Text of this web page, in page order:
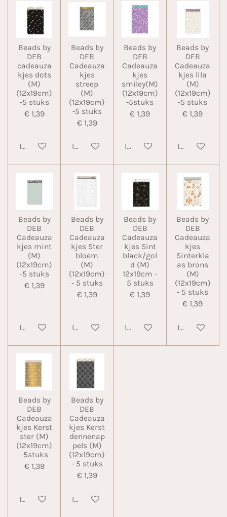
Beads by
DEB
cadeauza
kjes dots
(M)
(12x19cm)
-5 stuks
€ 1,39
In winkelwagen
Beads by
DEB
Cadeauza
kjes
streep
(M)
(12x19cm)
-5 stuks
€ 1,39
In winkelwagen
Beads by
DEB
Cadeauza
kjes
smiley(M)
(12x19cm)
-5stuks
€ 1,39
In winkelwagen
Beads by
DEB
Cadeauza
kjes lila
(M)
(12x19cm)
-5 stuks
€ 1,39
In
Beads by
DEB
Cadeauza
kjes mint
(M)
(12x19cm)
-5 stuks
€ 1,39
In winkelwagen
Beads by
DEB
Cadeauza
kjes Ster
bloem
(M)
(12x19cm)
- 5 stuks
€ 1,39
In winkelwagen
Beads by
DEB
Cadeauza
kjes Sint
black/gol
d (M)
12x19cm -
5 stuks
€ 1,39
In winkelwagen
Beads by
DEB
Cadeauza
kjes
Sinterkla
as brons
(M)
(12x19cm)
- 5 stuks
€ 1,39
In
Beads by
DEB
Cadeauza
kjes Kerst
ster (M)
(12x19cm)
-5stuks
€ 1,39
In winkelwagen
Beads by
DEB
Cadeauza
kjes Kerst
dennenap
pels (M)
(12x19cm)
- 5 stuks
€ 1,39
In winkelwagen